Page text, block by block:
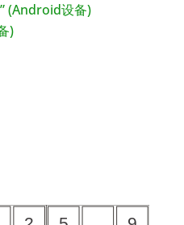
(Android设备)
)